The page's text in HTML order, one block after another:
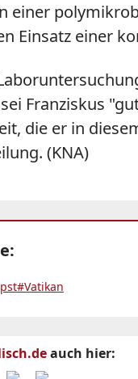
einer
Einsatz einer
Franziskus
die er in
(KNA)
#Vatikan
auch hier: